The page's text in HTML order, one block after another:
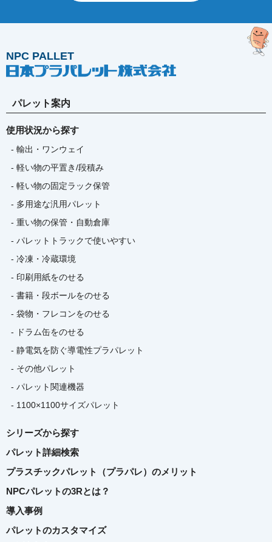
NPC PALLET
パレット案内
使用状況から探す
- 輸出・ワンウェイ
- 軽い物の平置き/段積み
- 軽い物の固定ラック保管
- 多用途な汎用パレット
- 重い物の保管・自動倉庫
- パレットトラックで使いやすい
- 冷凍・冷蔵環境
- 印刷用紙をのせる
- 書籍・段ボールをのせる
- 袋物・フレコンをのせる
- ドラム缶をのせる
- 静電気を防ぐ導電性プラパレット
- その他パレット
- パレット関連機器
- 1100×1100サイズパレット
シリーズから探す
パレット詳細検索
プラスチックパレット（プラパレ）のメリット
NPCパレットの3Rとは？
導入事例
パレットのカスタマイズ